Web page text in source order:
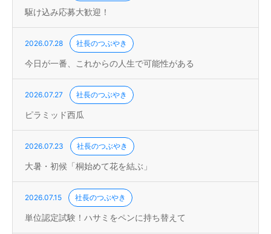
駆け込み応募大歓迎！
2026.07.28 社長のつぶやき
今日が一番、これからの人生で可能性がある
2026.07.27 社長のつぶやき
ピラミッド西瓜
2026.07.23 社長のつぶやき
大暑・初候「桐始めて花を結ぶ」
2026.07.15 社長のつぶやき
単位認定試験！ハサミをペンに持ち替えて